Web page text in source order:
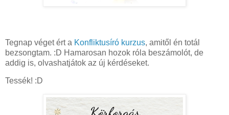
Tegnap véget ért a Konfliktusíró kurzus, amitől én totál
bezsongtam. :D Hamarosan hozok róla beszámolót, de
addig is, olvashatjátok az új kérdéseket.
Tessék! :D